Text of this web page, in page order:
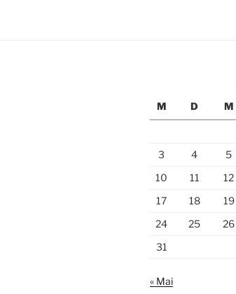
M
D M
3
4 5
10
11 12
17
18 19
24
25 26
31
« Mai